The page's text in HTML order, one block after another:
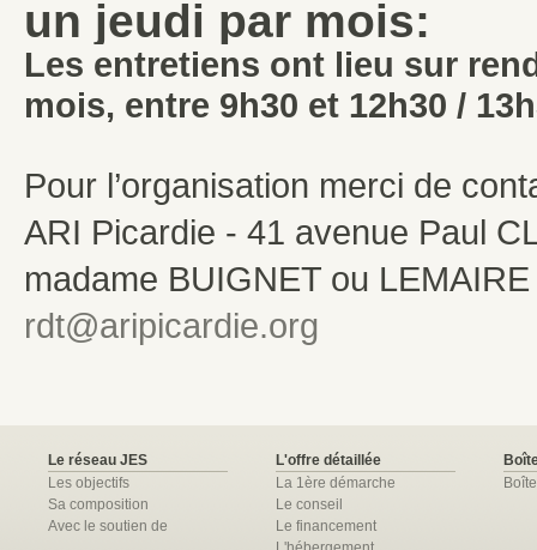
un jeudi par mois:
Les entretiens ont lieu sur
mois, entre 9h30 et 12h30 /
Pour l’organisation merci de
ARI Picardie - 41 avenue Paul
madame BUIGNET ou
rdt@aripicardie.org
Le réseau JES
Les objectifs
Sa composition
Avec le soutien de
L'offre détaillée
La 1ère démarche
Le conseil
Le financement